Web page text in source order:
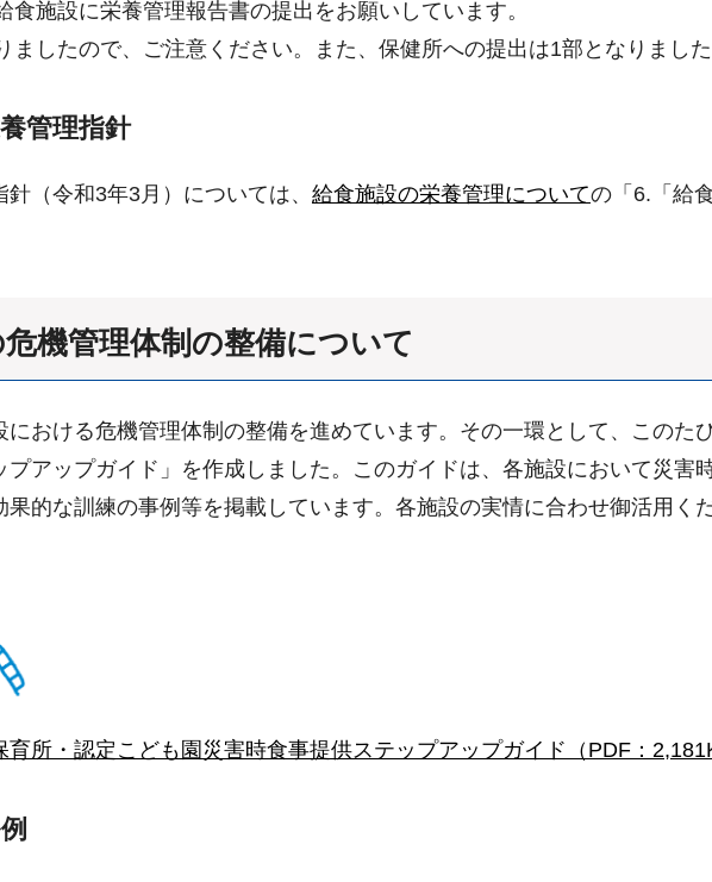
食施設に栄養管理報告書の提出をお願いしています。
したので、ご注意ください。また、保健所への提出は1部となりまし
管理指針
（令和3年3月）については、 給食施設の栄養管理についての「6.「給
機管理体制の整備について
おける危機管理体制の整備を進めています。その一環として、このた
プアップガイド」を作成しました。このガイドは、各施設において災害
果的な訓練の事例等を掲載しています。各施設の実情に合わせ御活用く
育所・認定こども園災害時食事提供ステップアップガイド（PDF：